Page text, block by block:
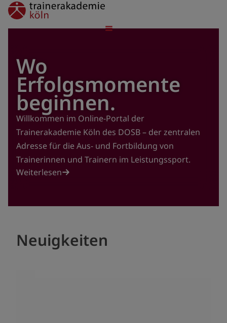
Direkt
zum
Inhalt
trainerakademie
Wo
Erfolgsmomente
beginnen.
Willkommen im Online-Portal der
Trainerakademie Köln des DOSB – der zentralen
Adresse für die Aus- und Fortbildung von
Trainerinnen und Trainern im Leistungssport.
Weiterlesen
Neuigkeiten